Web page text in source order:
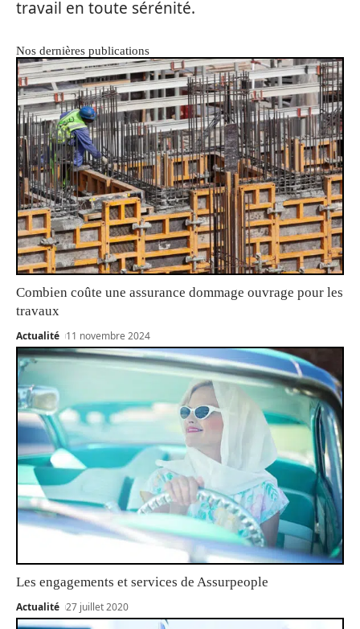
travail en toute sérénité.
Nos dernières publications
Combien coûte une assurance dommage ouvrage pour les
travaux
Actualité 11 novembre 2024
Les engagements et services de Assurpeople
Actualité 27 juillet 2020